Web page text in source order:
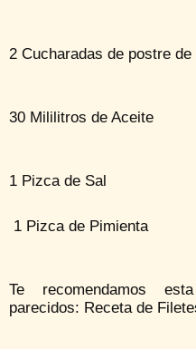
2 Cucharadas de postre
30 Mililitros de Aceite
1 Pizca de Sal
1 Pizca de Pimienta
Te recomendamos
parecidos: Receta de